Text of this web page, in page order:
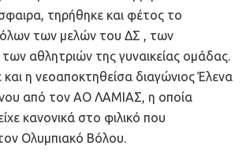
τηρήθηκε και φέτος το
όλων των μελών του ΔΣ , των
αθλητριών της γυναικείας ομάδας.
η νεοαποκτηθείσα διαγώνιος Έλενα
από τον ΑΟ ΛΑΜΙΑΣ, η οποία
κανονικά στο φιλικό που
Ολυμπιακό Βόλου.